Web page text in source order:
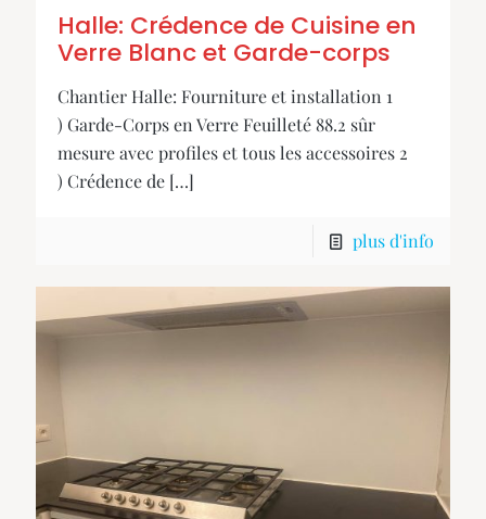
Halle: Crédence de Cuisine en
Verre Blanc et Garde-corps
Chantier Halle: Fourniture et installation 1
) Garde-Corps en Verre Feuilleté 88.2 sûr
mesure avec profiles et tous les accessoires 2
) Crédence de […]
plus d'info